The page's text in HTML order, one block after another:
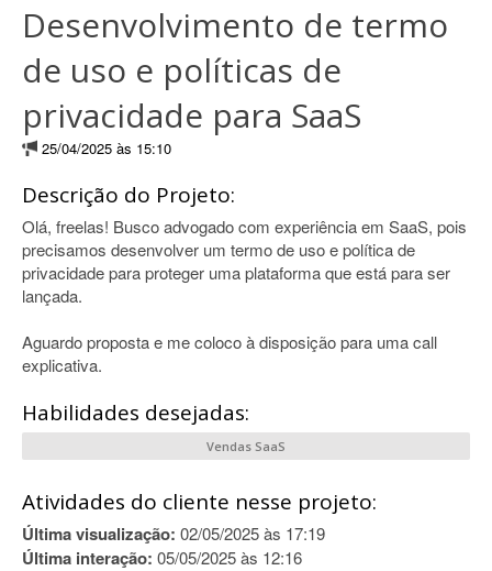
Desenvolvimento de termo
de uso e políticas de
privacidade para SaaS
25/04/2025 às 15:10
Descrição do Projeto:
Olá, freelas! Busco advogado com experiência em SaaS, pois
precisamos desenvolver um termo de uso e política de
privacidade para proteger uma plataforma que está para ser
lançada.
Aguardo proposta e me coloco à disposição para uma call
explicativa.
Habilidades desejadas:
Vendas SaaS
Atividades do cliente nesse projeto:
Última visualização: 02/05/2025 às 17:19
Última interação: 05/05/2025 às 12:16